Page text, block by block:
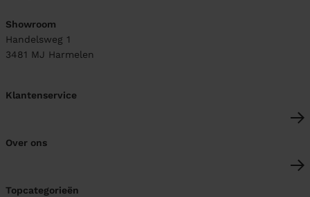
Showroom
Handelsweg 1
3481 MJ Harmelen
Klantenservice
Over ons
Topcategorieën